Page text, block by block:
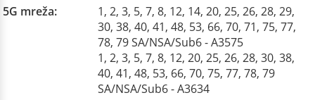
5G mreža:
1, 2, 3, 5, 7, 8, 12, 14, 20, 25, 26, 28, 29,
30, 38, 40, 41, 48, 53, 66, 70, 71, 75, 77,
78, 79 SA/NSA/Sub6 - A3575
1, 2, 3, 5, 7, 8, 12, 20, 25, 26, 28, 30, 38,
40, 41, 48, 53, 66, 70, 75, 77, 78, 79
SA/NSA/Sub6 - A3634